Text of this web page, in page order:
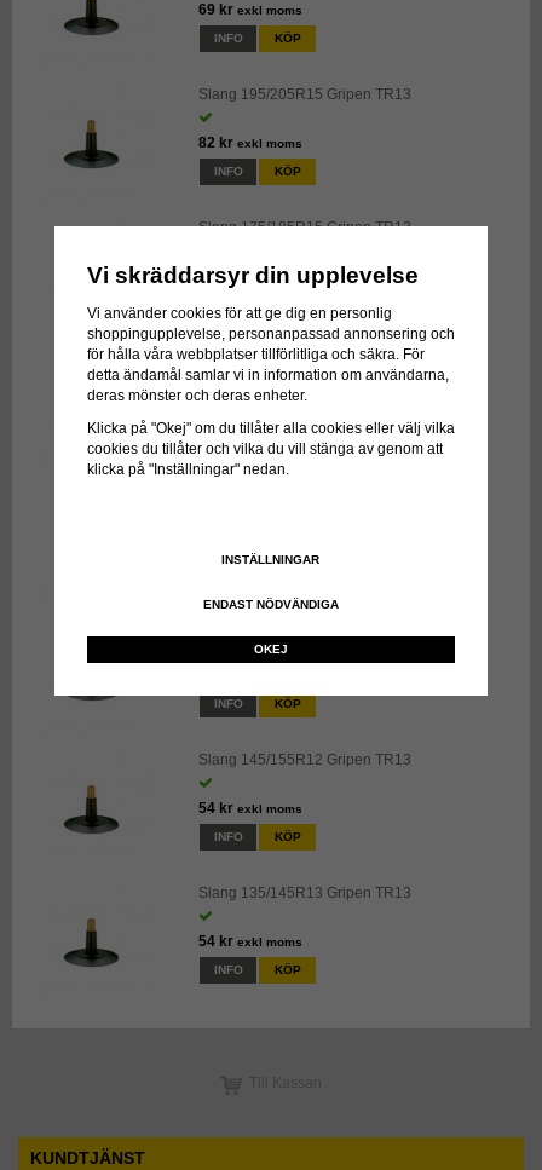
69 kr exkl moms
INFO KÖP
Slang 195/205R15 Gripen TR13
82 kr exkl moms
INFO KÖP
Slang 175/185R15 Gripen TR13
84 krexkl moms
INFO KÖP
Slang 205/215/60R16 Gripen TR13
INFO KÖP
INFO KÖP
Slang 145/155R12 Gripen TR13
54 kr exkl moms
INFO KÖP
Slang 135/145R13 Gripen TR13
54 kr exkl moms
INFO KÖP
KUNDTJÄNST
Vi skräddarsyr din upplevelse
Vi använder cookies för att ge dig en personlig
shoppingupplevelse, personanpassad annonsering och
för hålla våra webbplatser tillförlitliga och säkra. För
detta ändamål samlar vi in information om användarna,
deras mönster och deras enheter.
Klicka på "Okej" om du tillåter alla cookies eller välj vilka
cookies du tillåter och vilka du vill stänga av genom att
klicka på "Inställningar" nedan.
INSTÄLLNINGAR
ENDAST NÖDVÄNDIGA
OKEJ